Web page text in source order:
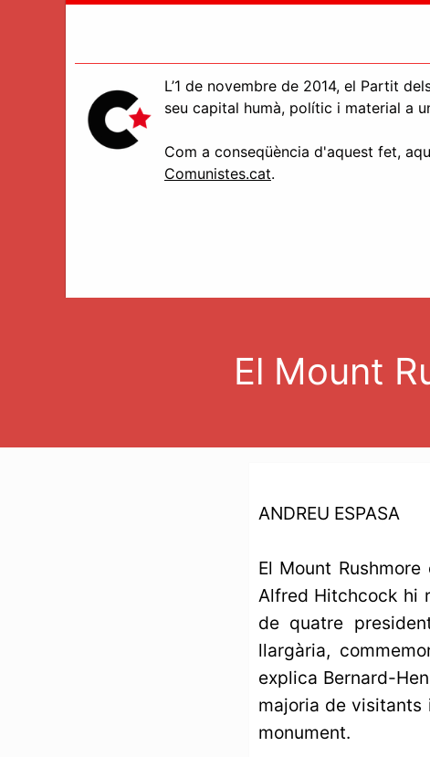
L’1 de novembre de 2014, el Partit
seu capital humà, polític i material a
Com a conseqüència d'aquest fet,
Comunistes.cat.
El Mount
ANDREU ESPASA
El Mount
Alfred Hitchcock hi
de quatre
llargària,
explica Bernard-
majoria de visitants
monument.